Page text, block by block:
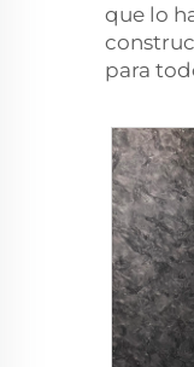
que lo
para